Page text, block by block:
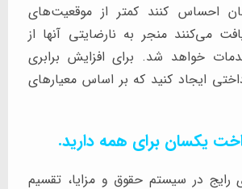
احساس کنند کمتر از موقعیت‌های
می‌کنند منجر به نارضایتی آنها از
خواهد شد. برای افزایش برابری
ایجاد کنید که بر اساس معیارهای
رایج در سیستم حقوق و مزایا، تقسیم